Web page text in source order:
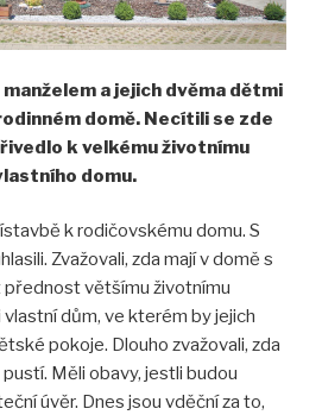
a jejich dvěma dětmi
domě. Necítili se zde
k velkému životnímu
domu.
k rodičovskému domu. S
Zvažovali, zda mají v domě s
většímu životnímu
dům, ve kterém by jejich
pokoje. Dlouho zvažovali, zda
Měli obavy, jestli budou
úvěr. Dnes jsou vděční za to,